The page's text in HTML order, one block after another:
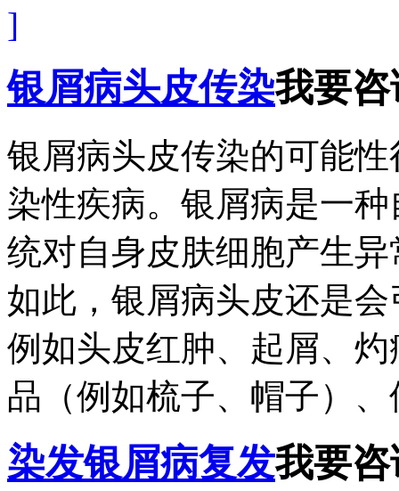
]
银屑病头皮传染我要咨
银屑病头皮传染的可能
染性疾病。银屑病是一
统对自身皮肤细胞产生
如此，银屑病头皮还是
例如头皮红肿、起屑、
品（例如梳子、帽子）
染发银屑病复发我要咨